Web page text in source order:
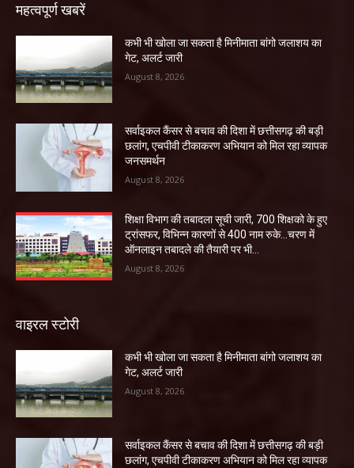
महत्वपूर्ण खबरें
कभी भी खोला जा सकता है मिनीमाता बांगो जलाशय का
गेट, अलर्ट जारी
August 8, 2026
सर्वाइकल कैंसर से बचाव की दिशा में छत्तीसगढ़ की बड़ी
छलांग, एचपीवी टीकाकरण अभियान को मिल रहा व्यापक
जनसमर्थन
August 8, 2026
शिक्षा विभाग की तबादला सूची जारी, 700 शिक्षको के हुए
ट्रांसफर, विभिन्न कारणों से 400 नाम रुके…चरण में
ऑनलाइन तबादले की तैयारी पर भी...
August 8, 2026
वाइरल स्टोरी
कभी भी खोला जा सकता है मिनीमाता बांगो जलाशय का
गेट, अलर्ट जारी
August 8, 2026
सर्वाइकल कैंसर से बचाव की दिशा में छत्तीसगढ़ की बड़ी
छलांग, एचपीवी टीकाकरण अभियान को मिल रहा व्यापक